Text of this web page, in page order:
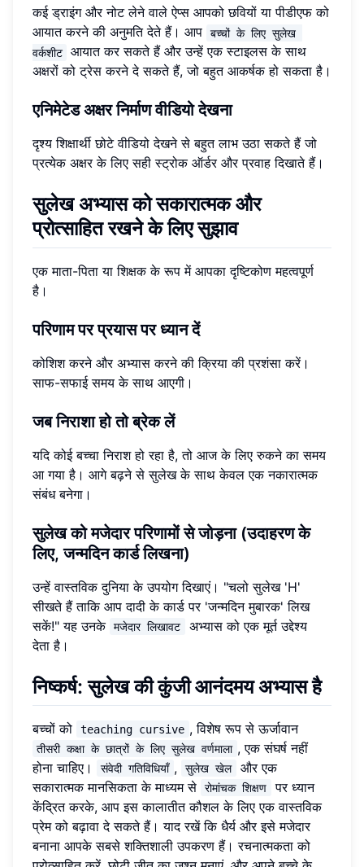
कई ड्राइंग और नोट लेने वाले ऐप्स आपको छवियों या पीडीएफ को
आयात करने की अनुमति देते हैं। आप
बच्चों के लिए सुलेख
वर्कशीट
आयात कर सकते हैं और उन्हें एक स्टाइलस के साथ
अक्षरों को ट्रेस करने दे सकते हैं, जो बहुत आकर्षक हो सकता है।
एनिमेटेड अक्षर निर्माण वीडियो देखना
दृश्य शिक्षार्थी छोटे वीडियो देखने से बहुत लाभ उठा सकते हैं जो
प्रत्येक अक्षर के लिए सही स्ट्रोक ऑर्डर और प्रवाह दिखाते हैं।
सुलेख अभ्यास को सकारात्मक और
प्रोत्साहित रखने के लिए सुझाव
एक माता-पिता या शिक्षक के रूप में आपका दृष्टिकोण महत्वपूर्ण
है।
परिणाम पर प्रयास पर ध्यान दें
कोशिश करने और अभ्यास करने की क्रिया की प्रशंसा करें।
साफ-सफाई समय के साथ आएगी।
जब निराशा हो तो ब्रेक लें
यदि कोई बच्चा निराश हो रहा है, तो आज के लिए रुकने का समय
आ गया है। आगे बढ़ने से सुलेख के साथ केवल एक नकारात्मक
संबंध बनेगा।
सुलेख को मजेदार परिणामों से जोड़ना (उदाहरण के
लिए, जन्मदिन कार्ड लिखना)
उन्हें वास्तविक दुनिया के उपयोग दिखाएं। "चलो सुलेख 'H'
सीखते हैं ताकि आप दादी के कार्ड पर 'जन्मदिन मुबारक' लिख
सकें!" यह उनके मजेदार लिखावट
अभ्यास को एक मूर्त उद्देश्य
देता है।
निष्कर्ष: सुलेख की कुंजी आनंदमय अभ्यास है
बच्चों को teaching cursive , विशेष रूप से ऊर्जावान
तीसरी कक्षा के छात्रों के लिए सुलेख वर्णमाला , एक संघर्ष नहीं
होना चाहिए।
संवेदी गतिविधियाँ , सुलेख खेल
और एक
सकारात्मक मानसिकता के माध्यम से
रोमांचक शिक्षण
पर ध्यान
केंद्रित करके, आप इस कालातीत कौशल के लिए एक वास्तविक
प्रेम को बढ़ावा दे सकते हैं। याद रखें कि धैर्य और इसे मजेदार
बनाना आपके सबसे शक्तिशाली उपकरण हैं। रचनात्मकता को